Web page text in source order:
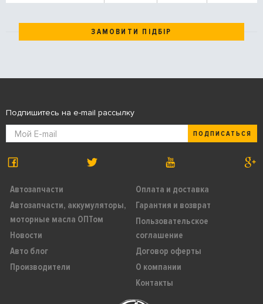
ЗАМОВИТИ ПІДБІР
Автозапчасти
Автозапчасти, аккумуляторы,
моторные масла ОПТом
Новости
Авто блог
Производители
Оплата и доставка
Гарантия и возврат
Пользовательское
соглашение
Договор оферты
О компании
Контакты
Подпишитесь на e-mail рассылку
ПОДПИСАТЬСЯ